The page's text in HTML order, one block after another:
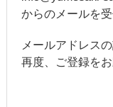
からのメールを
メールアドレス
再度、ご登録を